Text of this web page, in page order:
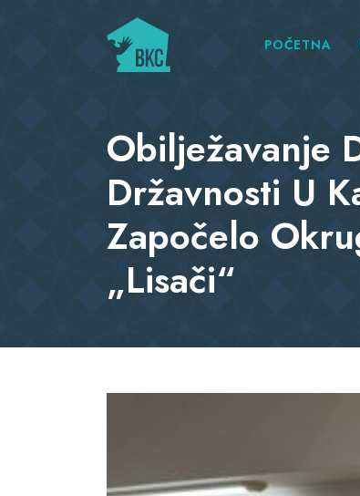
POČETNA
Obilježavanje
Državnosti U
Započelo
„Lisači“